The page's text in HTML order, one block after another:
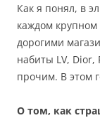
Как я понял, в
каждом
дорогими
набиты LV, Dior,
прочим. В этом
О том, как